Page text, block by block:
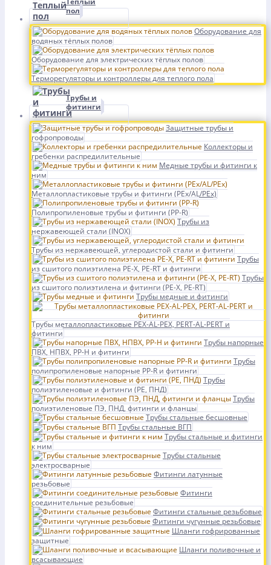
пол
Оборудование для
водяных тёплых полов
Оборудование для электрических тёплых полов
Терморегуляторы и контроллеры для теплого пола
Трубы и
фитинги
Защитные трубы и
гофропроводы
Коллекторы и
гребенки распредилительные
Медные трубы и фитинги к
ним
Металлопластиковые трубы и фитинги (PEx/AL/PEx)
Полипропиленовые трубы и фитинги (PP-R)
Трубы из
нержавеющей стали (INOX)
Трубы из нержавеющей, углеродистой стали и фитинги
Трубы
из сшитого полиэтилена PE-X, PE-RT и фитинги
Трубы
из сшитого полиэтилена и фитинги (PE-X, PE-RT)
Трубы медные и фитинги
Трубы металлопластиковые PEX-AL-PEX, PERT-AL-PERT и
фитинги
Трубы напорные
ПВХ, НПВХ, PP-H и фитинги
Трубы
полипропиленовые напорные PP-R и фитинги
Трубы
полиэтиленовые и фитинги (PE, ПНД)
Трубы
полиэтиленовые ПЭ, ПНД, фитинги и фланцы
Трубы стальные бесшовные
Трубы стальные ВГП
Трубы стальные и фитинги
к ним
Трубы стальные
электросварные
Фитинги латунные
резьбовые
Фитинги
соединительные резьбовые
Фитинги стальные резьбовые
Фитинги чугунные резьбовые
Шланги гофрированные
защитные
Шланги поливочные и
всасывающие